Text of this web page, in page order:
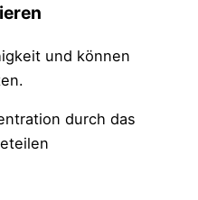
und können